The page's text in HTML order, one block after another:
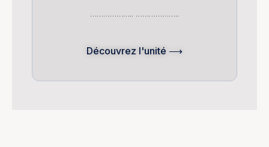
……………….. ………………..
Découvrez l'unité ⟶